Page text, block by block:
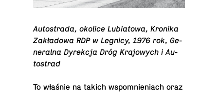
Au­to­stra­da, okolice Lu­bia­to­wa, Kronika
Za­kła­do­wa RDP w Legnicy, 1976 rok, Ge­
ne­ral­na Dy­rek­cja Dróg Kra­jo­wych i Au­
to­strad
To właśnie na takich wspo­mnie­niach oraz